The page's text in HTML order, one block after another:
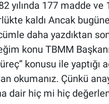
yılında 177 madde
kaldı Ancak
daha yazdıktan
konu TBMM
konusu ile
okumanız. Çünkü
dair hiç mi hiç